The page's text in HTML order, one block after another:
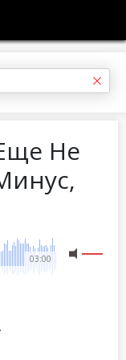
Не
03:00